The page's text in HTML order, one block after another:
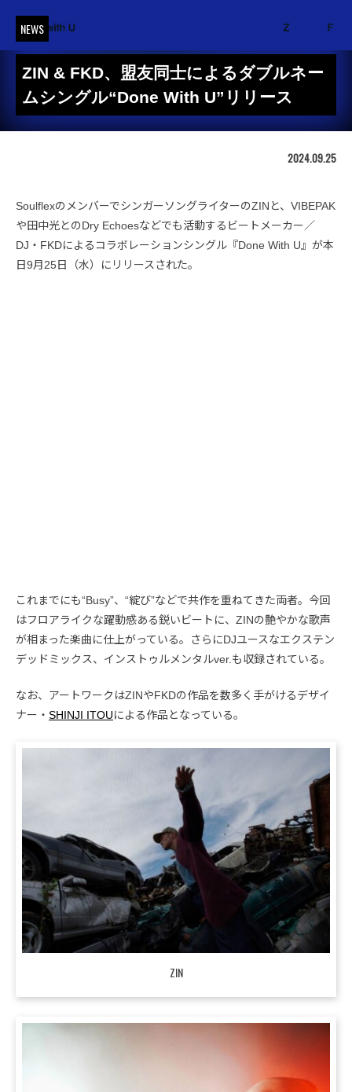
NEWS
ZIN & FKD、盟友同士によるダブルネー
ムシングル“Done With U”リリース
2024.09.25
SoulflexのメンバーでシンガーソングライターのZINと、VIBEPAK
や田中光とのDry Echoesなどでも活動するビートメーカー／
DJ・FKDによるコラボレーションシングル『Done With U』が本
日9月25日（水）にリリースされた。
これまでにも“Busy”、“綻び”などで共作を重ねてきた両者。今回
はフロアライクな躍動感ある鋭いビートに、ZINの艶やかな歌声
が相まった楽曲に仕上がっている。さらにDJユースなエクステン
デッドミックス、インストゥルメンタルver.も収録されている。
なお、アートワークはZINやFKDの作品を数多く手がけるデザイ
ナー・ SHINJI ITOUによる作品となっている。
ZIN